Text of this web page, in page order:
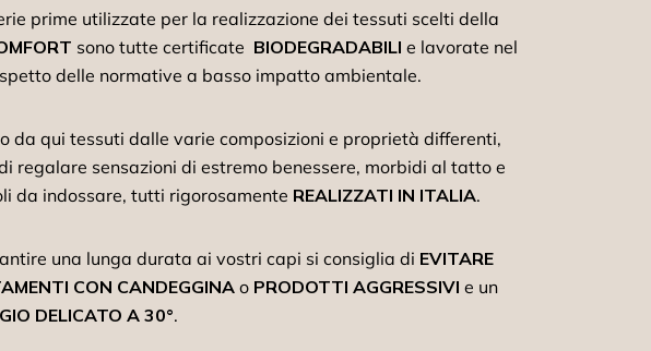
prime utilizzate per la realizzazione dei tessuti scelti della
sono tutte certificate BIODEGRADABILI e lavorate nel
delle normative a basso impatto ambientale.
da qui tessuti dalle varie composizioni e proprietà differenti,
regalare sensazioni di estremo benessere, morbidi al tatto e
da indossare, tutti rigorosamente REALIZZATI IN ITALIA.
una lunga durata ai vostri capi si consiglia di EVITARE
CON CANDEGGINA o PRODOTTI AGGRESSIVI e un
DELICATO A 30°.